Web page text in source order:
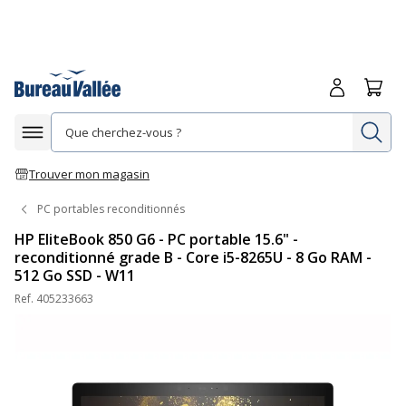
Afficher la navigation
Trouver mon magasin
Me
PC portables reconditionnés
HP EliteBook 850 G6 - PC portable 15.6" -
reconditionné grade B - Core i5-8265U - 8 Go RAM -
512 Go SSD - W11
Ref. 405233663